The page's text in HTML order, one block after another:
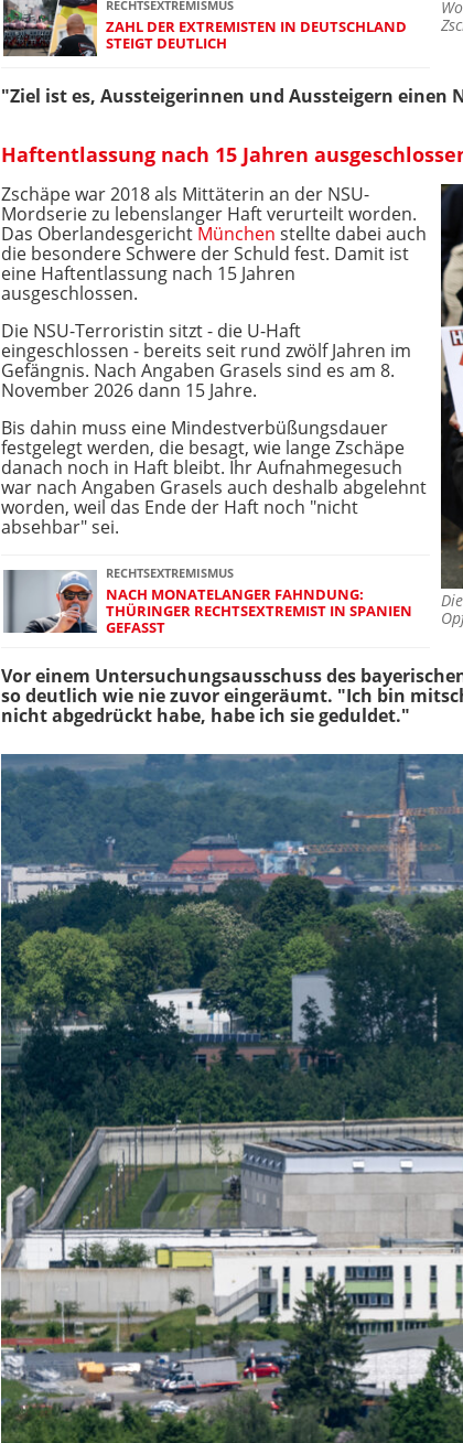
RECHTSEXTREMISMUS
ZAHL DER EXTREMISTEN IN DEUTSCHLAND
STEIGT DEUTLICH
"Ziel ist es, Aussteigerinnen und Aussteigern
Haftentlassung nach 15 Jahren
Zschäpe war 2018 als Mittäterin an der NSU-
Mordserie zu lebenslanger Haft verurteilt worden.
Das Oberlandesgericht München stellte dabei auch
die besondere Schwere der Schuld fest. Damit ist
eine Haftentlassung nach 15 Jahren
ausgeschlossen.
Die NSU-Terroristin sitzt - die U-Haft
eingeschlossen - bereits seit rund zwölf Jahren im
Gefängnis. Nach Angaben Grasels sind es am 8.
November 2026 dann 15 Jahre.
Bis dahin muss eine Mindestverbüßungsdauer
festgelegt werden, die besagt, wie lange Zschäpe
danach noch in Haft bleibt. Ihr Aufnahmegesuch
war nach Angaben Grasels auch deshalb abgelehnt
worden, weil das Ende der Haft noch "nicht
absehbar" sei.
RECHTSEXTREMISMUS
NACH MONATELANGER FAHNDUNG:
THÜRINGER RECHTSEXTREMIST IN SPANIEN
GEFASST
Vor einem Untersuchungsausschuss des
so deutlich wie nie zuvor eingeräumt. "Ich bin
nicht abgedrückt habe, habe ich sie geduldet."